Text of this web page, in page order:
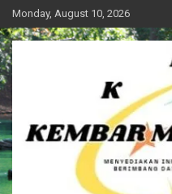
Skip
to
content
Monday, August 10, 2026